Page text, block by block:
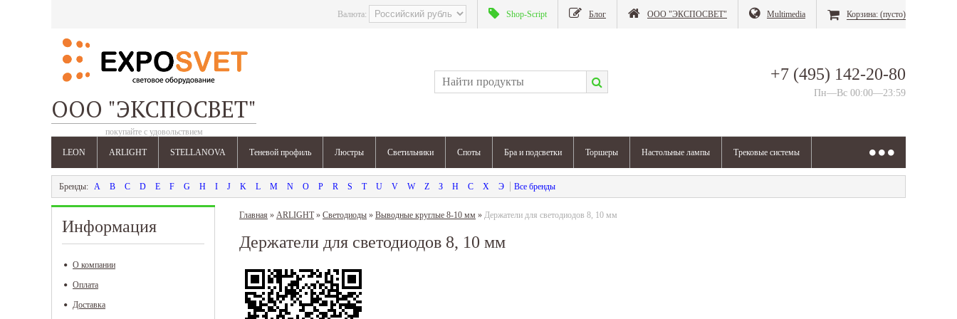
Валюта: Shop-Script Блог ООО "ЭКСПОСВЕТ" Multimedia Корзина: (пусто)
ООО "ЭКСПОСВЕТ"
покупайте с удовольствием
+7 (495) 142-20-80
Пн—Вс 00:00—23:59
LEON ARLIGHT STELLANOVA Теневой профиль Люстры Светильники Споты Бра и подсветки Торшеры Настольные лампы Трековые системы
A B C D E F G H I J K L M N O P R S T U V W Z З Н С Х Э
Информация
О компании
Оплата
Доставка
Главная » ARLIGHT» Светодиоды » Выводные круглые 8-10 мм » Держатели для светодиодов 8, 10 мм
Держатели для светодиодов 8, 10 мм